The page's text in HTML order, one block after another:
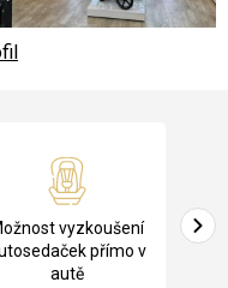
vyzkoušení
přímo v
autě